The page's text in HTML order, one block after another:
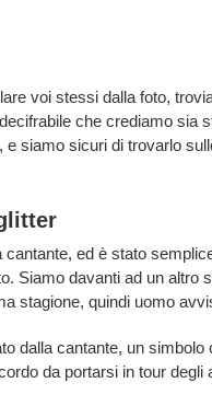
voi stessi dalla foto,
che crediamo sia
siamo sicuri di trovarlo
ed è stato
Siamo davanti ad un altro
stagione, quindi uomo
dalla cantante, un simbolo
da portarsi in tour degli